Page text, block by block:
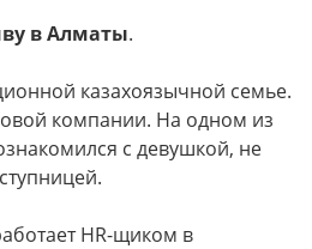
в Алматы.
казахоязычной семье.
компании. На одном из
с девушкой, не
HR-щиком в